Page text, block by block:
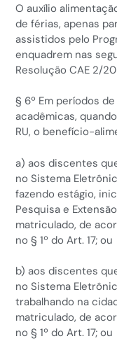
O auxílio
de férias, apenas
assistidos pelo
enquadrem nas
Resolução CAE 2/
§ 6º Em períodos
acadêmicas,
RU, o benefício-
a) aos discentes
no Sistema
fazendo estágio,
Pesquisa e
matriculado, de
no § 1º do Art. 17; ou
b) aos discentes
no Sistema
trabalhando na
matriculado, de
no § 1º do Art. 17; ou